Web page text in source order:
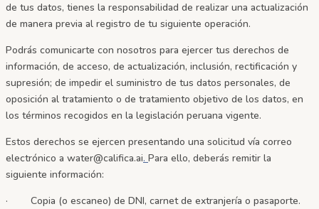
de tus datos, tienes la responsabilidad de realizar una actualización
de manera previa al registro de tu siguiente operación.
Podrás comunicarte con nosotros para ejercer tus derechos de
información, de acceso, de actualización, inclusión, rectificación y
supresión; de impedir el suministro de tus datos personales, de
oposición al tratamiento o de tratamiento objetivo de los datos, en
los términos recogidos en la legislación peruana vigente.
Estos derechos se ejercen presentando una solicitud vía correo
electrónico a water@califica.ai. Para ello, deberás remitir la
siguiente información:
· Copia (o escaneo) de DNI, carnet de extranjería o pasaporte.